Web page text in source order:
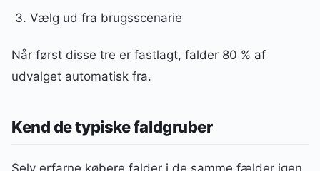
Vælg ud fra brugsscenarie
Når først disse tre er fastlagt, falder 80 % af
udvalget automatisk fra.
Kend de typiske faldgruber
Selv erfarne købere falder i de samme fælder igen